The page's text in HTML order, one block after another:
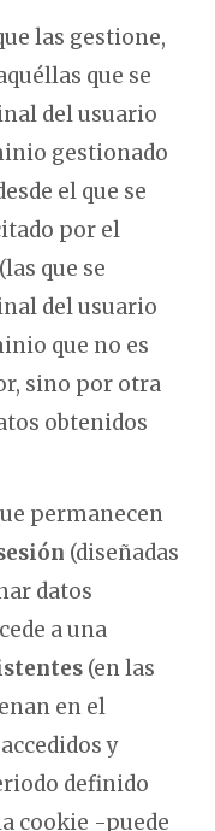
las gestione,
que se
del usuario
gestionado
el que se
por el
(las que se
del usuario
que no es
sino por otra
obtenidos
permanecen
(diseñadas
datos
a una
(en las
en el
y
definido
cookie -puede